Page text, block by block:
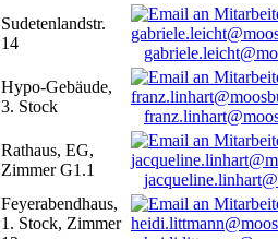
Sudetenlandstr.
14
Hypo-Gebäude,
3. Stock
Rathaus, EG,
Zimmer G1.1
Feyerabendhaus,
1. Stock, Zimmer